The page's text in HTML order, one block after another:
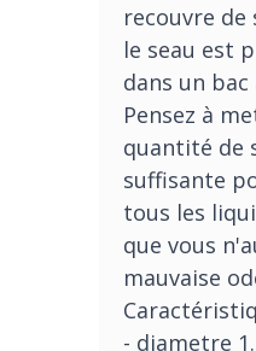
recouvre de
le seau est
dans un
Pensez à
quantité de
suffisante
tous les
que vous
mauvaise
- diametre